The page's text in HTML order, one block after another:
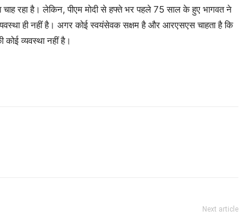
चाह रहा है। लेकिन, पीएम मोदी से हफ्ते भर पहले 75 साल के हुए भागवत ने
ही नहीं है। अगर कोई स्वयंसेवक सक्षम है और आरएसएस चाहता है कि
व्यवस्था नहीं है।
Next article